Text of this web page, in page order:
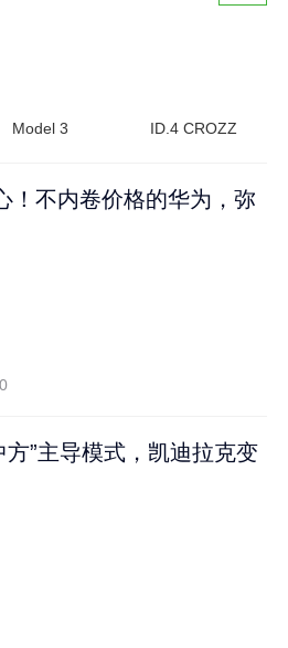
Model 3 ID.4 CROZZ
！不内卷价格的华为，弥
方”主导模式，凯迪拉克变